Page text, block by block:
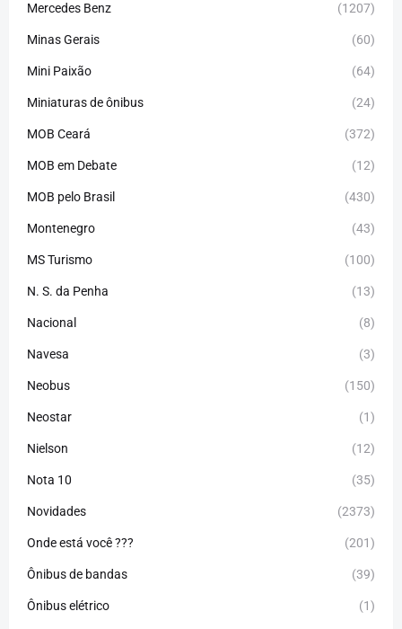
Mercedes Benz (1207)
Minas Gerais (60)
Mini Paixão (64)
Miniaturas de ônibus (24)
MOB Ceará (372)
MOB em Debate (12)
MOB pelo Brasil (430)
Montenegro (43)
MS Turismo (100)
N. S. da Penha (13)
Nacional (8)
Navesa (3)
Neobus (150)
Neostar (1)
Nielson (12)
Nota 10 (35)
Novidades (2373)
Onde está você ??? (201)
Ônibus de bandas (39)
Ônibus elétrico (1)